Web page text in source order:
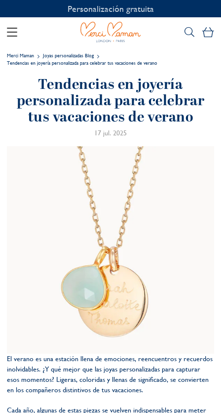
Personalización gratuita
Merci Maman
Joyas personalizadas Blog
Tendencias en joyería personalizada para celebrar tus vacaciones de verano
Tendencias en joyería
personalizada para celebrar
tus vacaciones de verano
17 jul. 2025
El verano es una estación llena de emociones, reencuentros y recuerdos
inolvidables. ¿Y qué mejor que las joyas personalizadas para capturar
esos momentos? Ligeras, coloridas y llenas de significado, se convierten
en los compañeros distintivos de tus vacaciones.
Cada año, algunas de estas piezas se vuelven indispensables para meter